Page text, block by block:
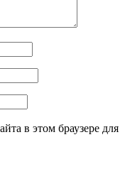
в этом браузере для